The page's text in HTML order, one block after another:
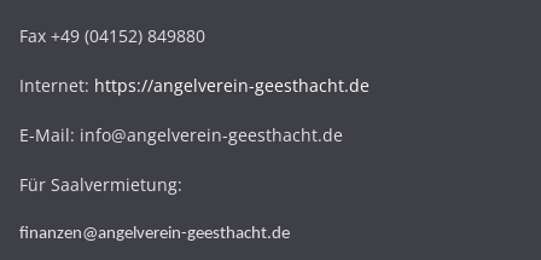
Fax +49 (04152) 849880
Internet: https://angelverein-geesthacht.de
E-Mail: info@angelverein-geesthacht.de
Für Saalvermietung:
finanzen@angelverein-geesthacht.de